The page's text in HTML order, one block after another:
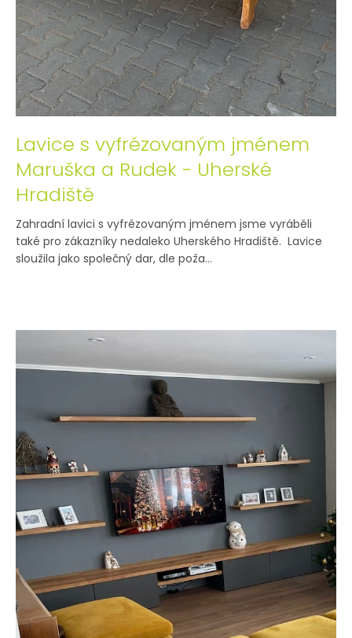
Lavice s vyfrézovaným jménem
Maruška a Rudek - Uherské
Hradiště
Zahradní lavici s vyfrézovaným jménem jsme vyráběli
také pro zákazníky nedaleko Uherského Hradiště. Lavice
sloužila jako společný dar, dle poža...